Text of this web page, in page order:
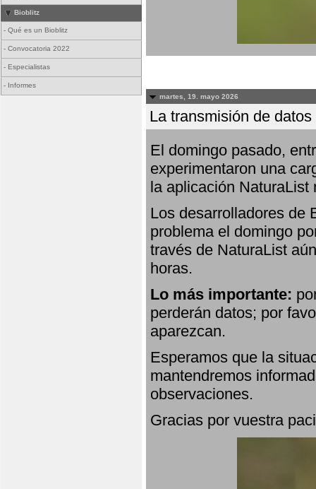
Bioblitz
- Qué es un Bioblitz
- Convocatoria 2022
- Especialistas
- Informes
martes, 19. mayo 2026
La transmisión de
El domingo pasado,
experimentaron una
la aplicación NaturaList
Los desarrolladores de
problema el domingo
través de NaturaList
horas.
Lo más importante:
perderán datos; por
aparezcan.
Esperamos que la
mantendremos
observaciones.
Gracias por vuestra